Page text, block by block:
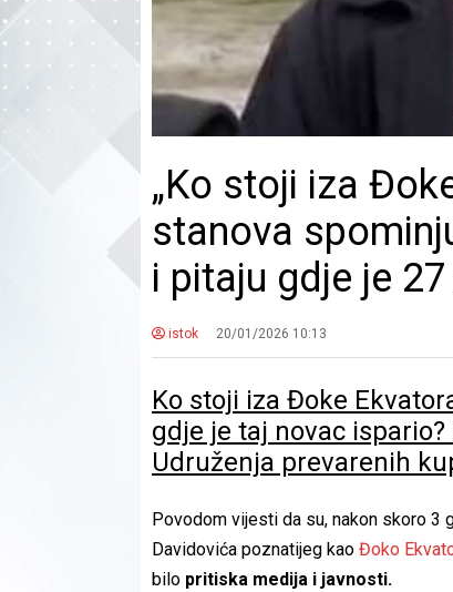
„Ko stoji iza
stanova
i pitaju gdje je
istok 20/01/2026 10:13
Ko stoji iza Đoke
gdje je taj novac
Udruženja prevarenih
Povodom vijesti da su, nakon skoro 3
Davidovića poznatijeg kao Đoko
bilo pritiska medija i javnosti.